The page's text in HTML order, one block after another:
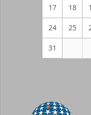
17 18
24 25
31